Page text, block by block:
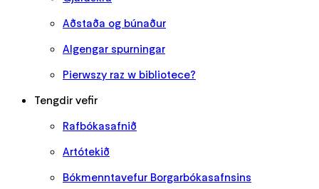
Aðstaða og búnaður
Algengar spurningar
Pierwszy raz w bibliotece?
Tengdir vefir
Rafbókasafnið
Artótekið
Bókmenntavefur Borgarbókasafnsins